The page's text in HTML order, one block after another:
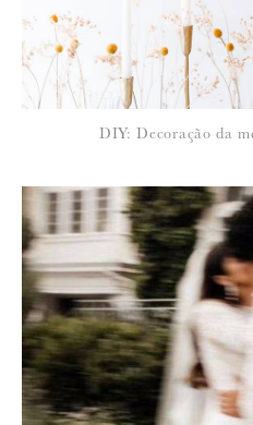
NOME *:
Para saber como tratamos e
política de privacidade
DIY: Decoração da